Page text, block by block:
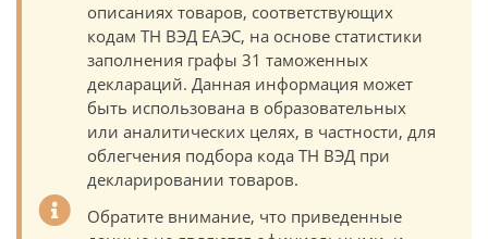
описаниях товаров, соответствующих
кодам ТН ВЭД ЕАЭС, на основе статистики
заполнения графы 31 таможенных
деклараций. Данная информация может
быть использована в образовательных
или аналитических целях, в частности, для
облегчения подбора кода ТН ВЭД при
декларировании товаров.
Обратите внимание, что приведенные